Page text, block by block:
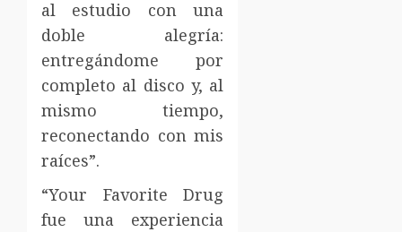
al estudio con una
doble alegría:
entregándome por
completo al disco y, al
mismo tiempo,
reconectando con mis
raíces”.
“Your Favorite Drug
fue una experiencia